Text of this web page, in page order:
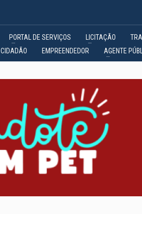
PORTAL DE SERVIÇOS LICITAÇÃO
CIDADÃO EMPREENDEDOR AGENTE